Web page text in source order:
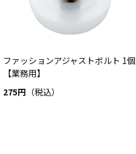
ファッションアジャストボルト 1個
【業務用】
275円 （税込）